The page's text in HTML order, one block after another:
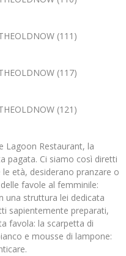
Lagoon Restaurant, la
pagata. Ci siamo così diretti
età, desiderano pranzare o
favole al femminile:
una struttura lei dedicata
sapientemente preparati,
favola: la scarpetta di
e mousse di lampone: